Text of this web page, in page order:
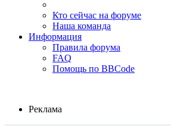
Кто сейчас на форуме
Наша команда
Информация
Правила форума
FAQ
Помощь по BBCode
Реклама